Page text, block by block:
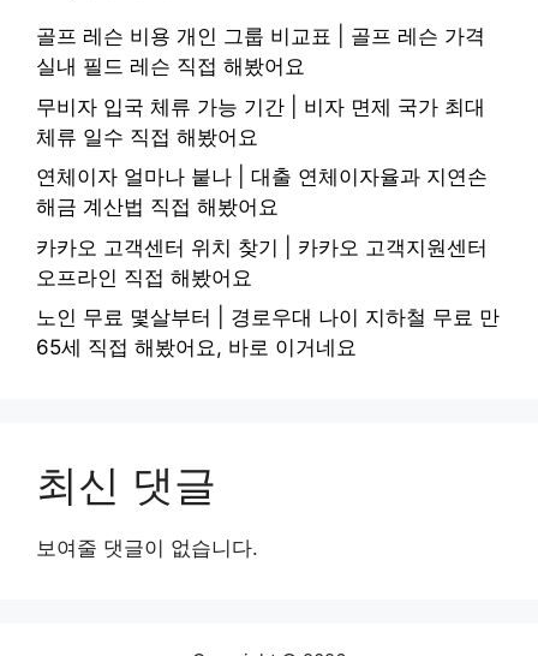
골프 레슨 비용 개인 그룹 비교표 | 골프 레슨 가격
실내 필드 레슨 직접 해봤어요
무비자 입국 체류 가능 기간 | 비자 면제 국가 최대
체류 일수 직접 해봤어요
연체이자 얼마나 붙나 | 대출 연체이자율과 지연손
해금 계산법 직접 해봤어요
카카오 고객센터 위치 찾기 | 카카오 고객지원센터
오프라인 직접 해봤어요
노인 무료 몇살부터 | 경로우대 나이 지하철 무료 만
65세 직접 해봤어요, 바로 이거네요
최신 댓글
보여줄 댓글이 없습니다.